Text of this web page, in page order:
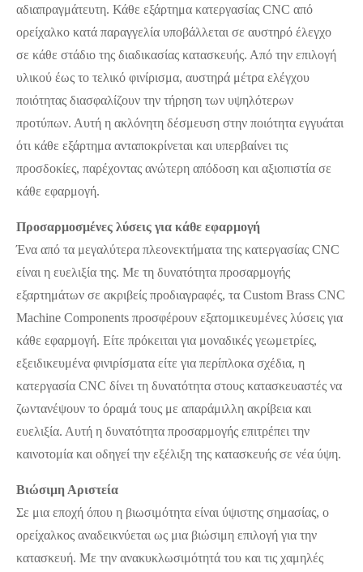
αδιαπραγμάτευτη. Κάθε εξάρτημα κατεργασίας CNC από
ορείχαλκο κατά παραγγελία υποβάλλεται σε αυστηρό έλεγχο
σε κάθε στάδιο της διαδικασίας κατασκευής. Από την επιλογή
υλικού έως το τελικό φινίρισμα, αυστηρά μέτρα ελέγχου
ποιότητας διασφαλίζουν την τήρηση των υψηλότερων
προτύπων. Αυτή η ακλόνητη δέσμευση στην ποιότητα εγγυάται
ότι κάθε εξάρτημα ανταποκρίνεται και υπερβαίνει τις
προσδοκίες, παρέχοντας ανώτερη απόδοση και αξιοπιστία σε
κάθε εφαρμογή.
Προσαρμοσμένες λύσεις για κάθε εφαρμογή
Ένα από τα μεγαλύτερα πλεονεκτήματα της κατεργασίας CNC
είναι η ευελιξία της. Με τη δυνατότητα προσαρμογής
εξαρτημάτων σε ακριβείς προδιαγραφές, τα Custom Brass CNC
Machine Components προσφέρουν εξατομικευμένες λύσεις για
κάθε εφαρμογή. Είτε πρόκειται για μοναδικές γεωμετρίες,
εξειδικευμένα φινιρίσματα είτε για περίπλοκα σχέδια, η
κατεργασία CNC δίνει τη δυνατότητα στους κατασκευαστές να
ζωντανέψουν το όραμά τους με απαράμιλλη ακρίβεια και
ευελιξία. Αυτή η δυνατότητα προσαρμογής επιτρέπει την
καινοτομία και οδηγεί την εξέλιξη της κατασκευής σε νέα ύψη.
Βιώσιμη Αριστεία
Σε μια εποχή όπου η βιωσιμότητα είναι ύψιστης σημασίας, ο
ορείχαλκος αναδεικνύεται ως μια βιώσιμη επιλογή για την
κατασκευή. Με την ανακυκλωσιμότητά του και τις χαμηλές